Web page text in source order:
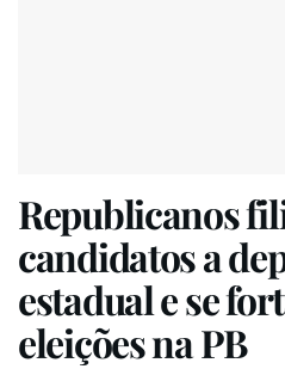
Republicanos
candidatos a
estadual e se
eleições na PB